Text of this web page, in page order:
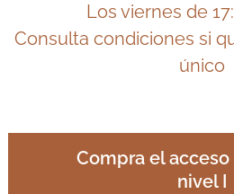
Los viernes de
Consulta condiciones si
único
Compra el
nivel I